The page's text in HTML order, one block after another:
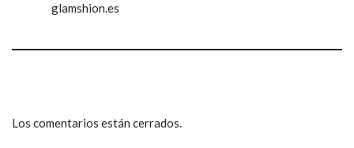
glamshion.es
Los comentarios están cerrados.